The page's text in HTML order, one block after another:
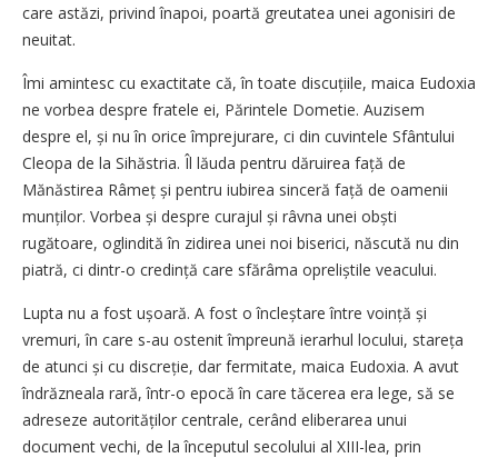
care astăzi, privind înapoi, poartă greutatea unei agonisiri de
neuitat.
Îmi amintesc cu exactitate că, în toate discuțiile, maica Eudoxia
ne vorbea despre fratele ei, Părintele Dometie. Auzisem
despre el, și nu în orice împrejurare, ci din cuvintele Sfântului
Cleopa de la Sihăstria. Îl lăuda pentru dăruirea față de
Mănăstirea Râmeț și pentru iubirea sinceră față de oamenii
munților. Vorbea și despre curajul și râvna unei obști
rugătoare, oglindită în zidirea unei noi biserici, născută nu din
piatră, ci dintr-o credință care sfărâma opreliștile veacului.
Lupta nu a fost ușoară. A fost o încleștare între voință și
vremuri, în care s-au ostenit împreună ierarhul locului, stareța
de atunci și cu discreție, dar fermitate, maica Eudoxia. A avut
îndrăzneala rară, într-o epocă în care tăcerea era lege, să se
adreseze autorităților centrale, cerând eliberarea unui
document vechi, de la începutul secolului al XIII-lea, prin